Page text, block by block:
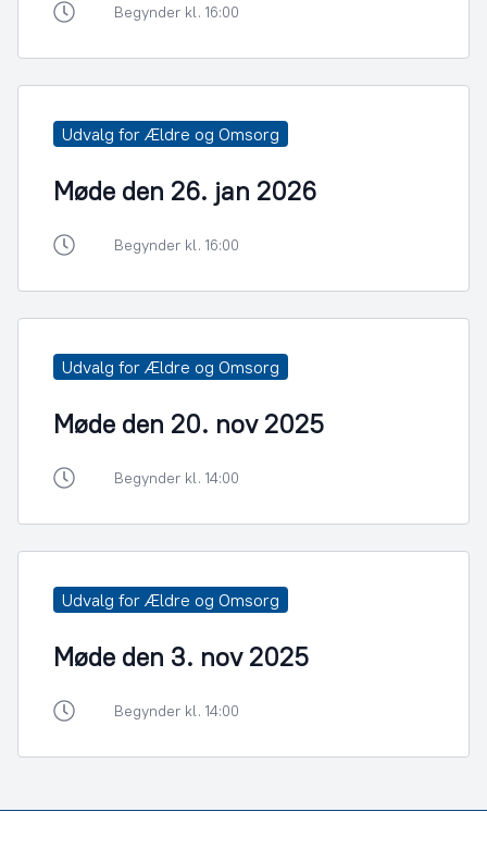
Begynder kl. 16:00
Udvalg for Ældre og Omsorg
Møde den 26. jan 2026
Begynder kl. 16:00
Udvalg for Ældre og Omsorg
Møde den 20. nov 2025
Begynder kl. 14:00
Udvalg for Ældre og Omsorg
Møde den 3. nov 2025
Begynder kl. 14:00